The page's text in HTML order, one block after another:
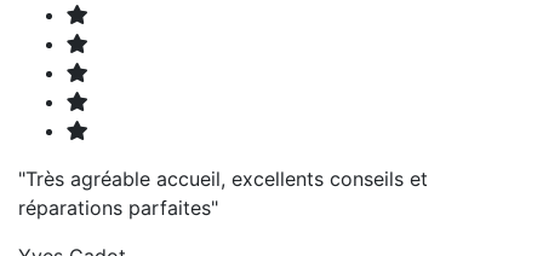
"Très agréable accueil, excellents conseils et
réparations parfaites"